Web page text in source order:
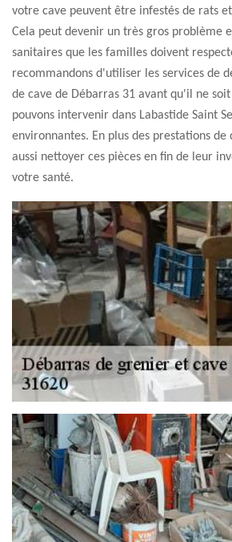
votre cave peuvent être infestés de rats
Cela peut devenir un très gros problème
sanitaires que les familles doivent
recommandons d'utiliser les services de
de cave de Débarras 31 avant qu'il ne
pouvons intervenir dans Labastide Saint
environnantes. En plus des prestations de
aussi nettoyer ces pièces en fin de leur
votre santé.